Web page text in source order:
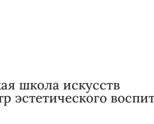
школа искусств
эстетического